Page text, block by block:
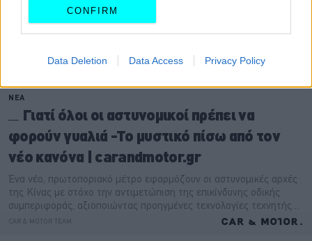
CONFIRM
Data Deletion Data Access Privacy Policy